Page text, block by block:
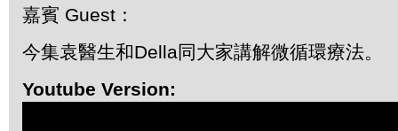
嘉賓 Guest：
今集袁醫生和Della同大家講解微循環療法。
Youtube Version: